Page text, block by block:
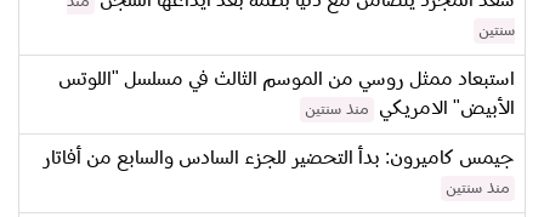
سنتين
استبعاد ممثل روسي من الموسم الثالث في مسلسل "اللوتس
الأبيض" الامريكي
منذ سنتين
جيمس كاميرون: بدأ التحضير للجزء السادس والسابع من أفاتار
منذ سنتين